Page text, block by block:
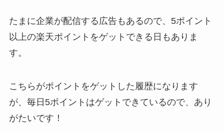
たまに企業が配信する広告もあるので、5ポイント
以上の楽天ポイントをゲットできる日もありま
す。
こちらがポイントをゲットした履歴になります
が、毎日5ポイントはゲットできているので、あり
がたいです！